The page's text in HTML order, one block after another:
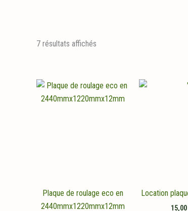
7 résultats affichés
Plaque de roulage eco en
2440mmx1220mmx12mm
Location
15,00